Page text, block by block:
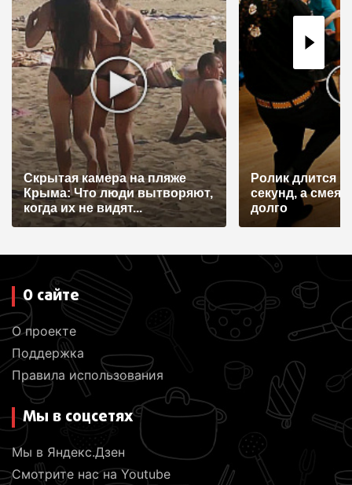
Скрытая камера на пляже
Крыма: Что люди вытворяют,
когда их не видят...
Ролик длится
секунд, а
долго
О сайте
О проекте
Поддержка
Правила использования
Мы в соцсетях
Мы в Яндекс.Дзен
Смотрите нас на Youtube